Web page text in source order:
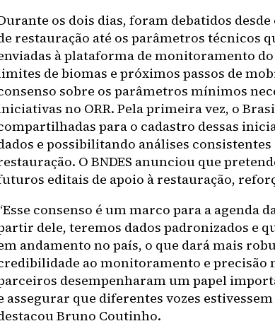
os dois dias, foram debatidos desde
restauração até os parâmetros técnicos
à plataforma de monitoramento
de biomas e próximos passos de
sobre os parâmetros mínimos
no ORR. Pela primeira vez, o
para o cadastro dessas
e possibilitando análises
O BNDES anunciou que
editais de apoio à restauração,
consenso é um marco para a agenda
dele, teremos dados padronizados e
andamento no país, o que dará mais
ao monitoramento e precisão
desempenharam um papel
assegurar que diferentes vozes
Bruno Coutinho.